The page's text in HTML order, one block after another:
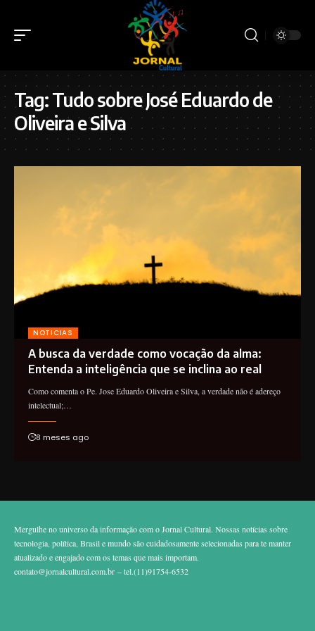
Tag:Tudo sobre José Eduardo de
Oliveira e Silva
NOTICIAS
A busca da verdade como vocação da alma:
Entenda a inteligência que se inclina ao real
Como comenta o Pe. Jose Eduardo Oliveira e Silva, a verdade não é adereço
intelectual;…
8 meses ago
Mergulhe no universo da informação com o Jornal Cultural. Nossas notícias sobre
tecnologia, política, Brasil e mundo são cuidadosamente selecionadas para te manter
atualizado e engajado com os temas que mais importam.
contato@jornalcultural.com.br – tel.(11)91754-6532